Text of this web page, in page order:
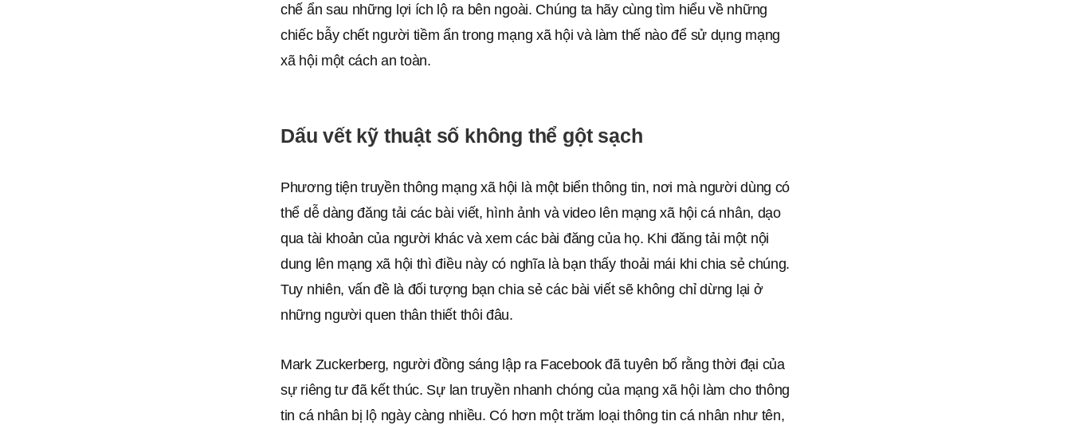
chế ẩn sau những lợi ích lộ ra bên ngoài. Chúng ta hãy cùng tìm hiểu về những
chiếc bẫy chết người tiềm ẩn trong mạng xã hội và làm thế nào để sử dụng mạng
xã hội một cách an toàn.
Dấu vết kỹ thuật số không thể gột sạch
Phương tiện truyền thông mạng xã hội là một biển thông tin, nơi mà người dùng có
thể dễ dàng đăng tải các bài viết, hình ảnh và video lên mạng xã hội cá nhân, dạo
qua tài khoản của người khác và xem các bài đăng của họ. Khi đăng tải một nội
dung lên mạng xã hội thì điều này có nghĩa là bạn thấy thoải mái khi chia sẻ chúng.
Tuy nhiên, vấn đề là đối tượng bạn chia sẻ các bài viết sẽ không chỉ dừng lại ở
những người quen thân thiết thôi đâu.
Mark Zuckerberg, người đồng sáng lập ra Facebook đã tuyên bố rằng thời đại của
sự riêng tư đã kết thúc. Sự lan truyền nhanh chóng của mạng xã hội làm cho thông
tin cá nhân bị lộ ngày càng nhiều. Có hơn một trăm loại thông tin cá nhân như tên,